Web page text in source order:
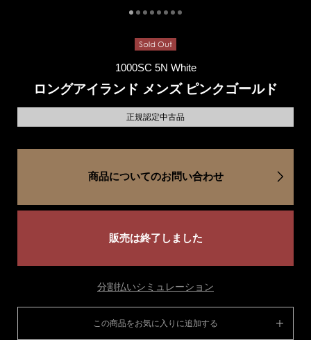
1000SC 5N White
ロングアイランド メンズ ピンクゴールド
正規認定中古品
商品についてのお問い合わせ
販売は終了しました
分割払いシミュレーション
この商品をお気に入りに追加する